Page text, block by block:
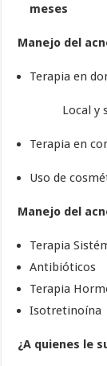
meses
Manejo del
Terapia en
Local y
Terapia en
Uso de
Manejo del
Terapia
Antibióticos
Terapia
Isotretinoína
¿A quienes le